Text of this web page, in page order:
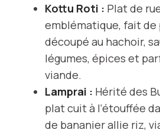
Kottu Roti : Plat de
emblématique, fait de
découpé au hachoir,
légumes, épices et
viande.
Lamprai : Hérité des
plat cuit à l’étouffée
de bananier allie riz,